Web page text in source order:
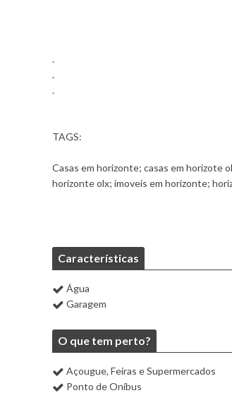
.
.
.
TAGS:
Casas em horizonte; casas em horizote
horizonte olx; imoveis em horizonte;
Características
Água
Garagem
O que tem perto?
Açougue, Feiras e Supermercados
Ponto de Oníbus